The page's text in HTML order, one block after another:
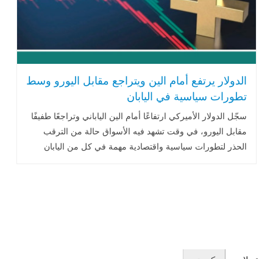
الدولار يرتفع أمام الين ويتراجع مقابل اليورو وسط
تطورات سياسية في اليابان
سجّل الدولار الأميركي ارتفاعًا أمام الين الياباني وتراجعًا طفيفًا
مقابل اليورو، في وقت تشهد فيه الأسواق حالة من الترقب
الحذر لتطورات سياسية واقتصادية مهمة في كل من اليابان